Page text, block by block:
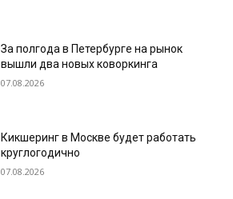
За полгода в Петербурге на рынок
вышли два новых коворкинга
07.08.2026
Кикшеринг в Москве будет работать
круглогодично
07.08.2026